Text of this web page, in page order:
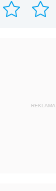
REKLAMA